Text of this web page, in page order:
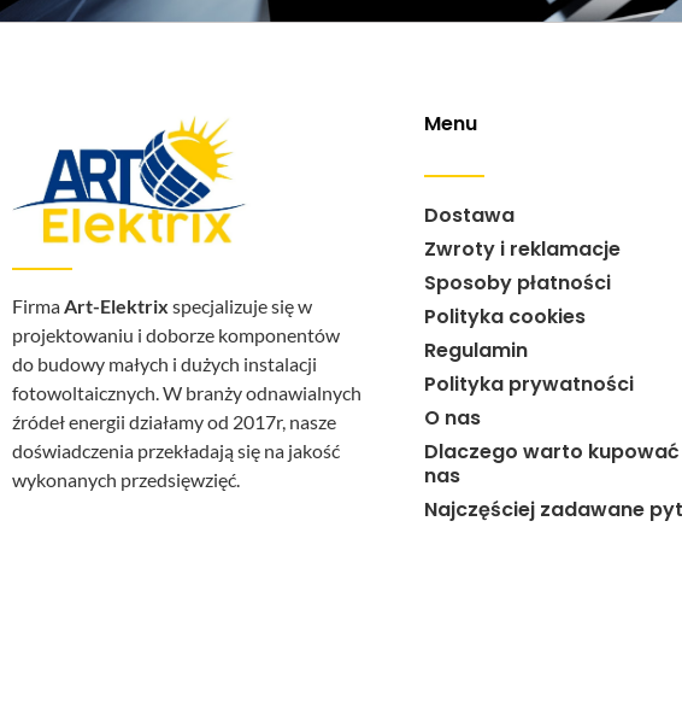
FirmaArt-Elektrix specjalizuje się w
projektowaniu i doborze komponentów
do budowy małych i dużych instalacji
fotowoltaicznych. W branży odnawialnych
źródeł energii działamy od 2017r, nasze
doświadczenia przekładają się na jakość
wykonanych przedsięwzięć.
Menu
Dostawa
Zwroty i reklamacje
Sposoby płatności
Polityka cookies
Regulamin
Polityka prywatności
O nas
Dlaczego warto
nas
Najczęściej zadawane